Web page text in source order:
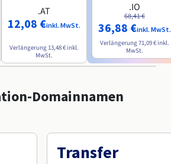
.AT
12,08 €inkl. MwSt.
Verlängerung 13,48 € inkl.
MwSt.
.IO
68,41 €
36,88 €inkl. MwSt.
Verlängerung 71,09 € inkl.
MwSt.
Domainnamen
Transfer